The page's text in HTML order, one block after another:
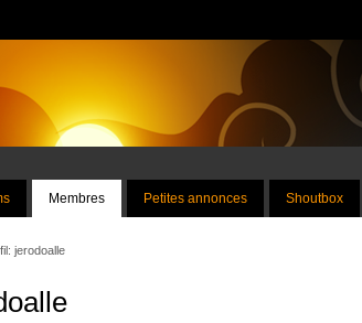
Membres Petites annonces Shoutbox
jerodoalle